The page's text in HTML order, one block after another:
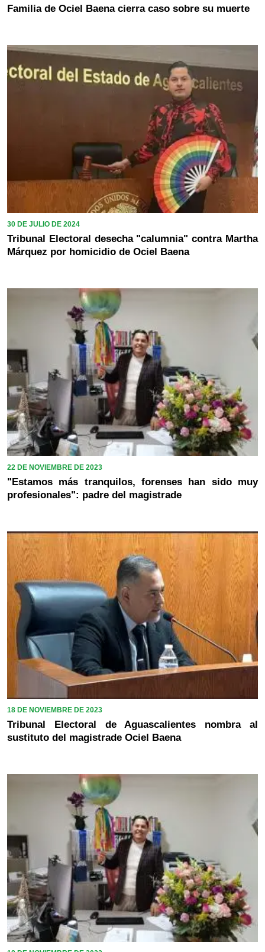
Familia de Ociel Baena cierra caso sobre su muerte
30 DE JULIO DE 2024
Tribunal Electoral desecha "calumnia" contra Martha
Márquez por homicidio de Ociel Baena
22 DE NOVIEMBRE DE 2023
"Estamos más tranquilos, forenses han sido muy
profesionales": padre del magistrade
18 DE NOVIEMBRE DE 2023
Tribunal Electoral de Aguascalientes nombra al
sustituto del magistrade Ociel Baena